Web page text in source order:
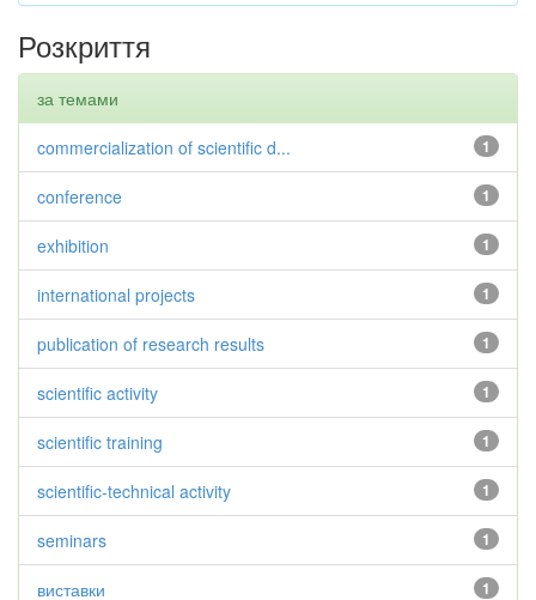
Розкриття
за темами
1
commercialization of scientific d...
1
conference
1
exhibition
1
international projects
1
publication of research results
1
scientific activity
1
scientific training
1
scientific-technical activity
1
seminars
1
виставки